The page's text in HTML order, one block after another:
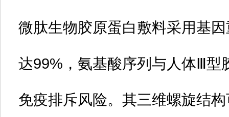
微肽生物胶原蛋白敷料采用基
达99%，氨基酸序列与人体Ⅲ型
免疫排斥风险‌。其三维螺旋结